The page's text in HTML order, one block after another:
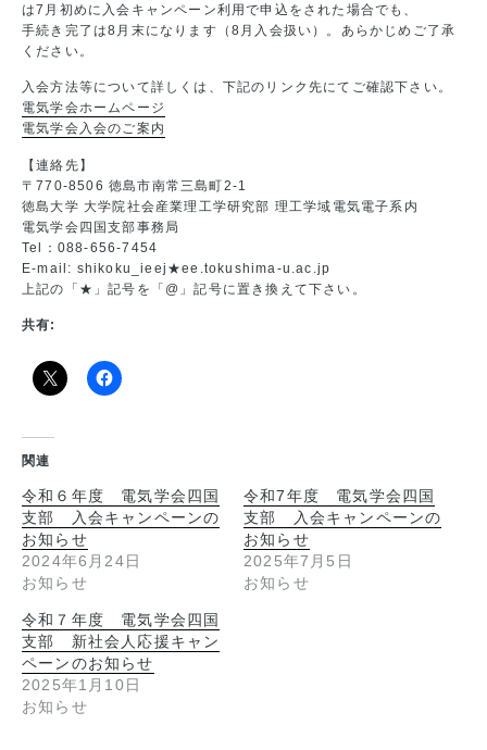
は7月初めに入会キャンペーン利用で申込をされた場合でも、
手続き完了は8月末になります（8月入会扱い）。あらかじめご了承
ください。
入会方法等について詳しくは、下記のリンク先にてご確認下さい。
電気学会ホームページ
電気学会入会のご案内
【連絡先】
〒770-8506 徳島市南常三島町2-1
徳島大学 大学院社会産業理工学研究部 理工学域電気電子系内
電気学会四国支部事務局
Tel：088-656-7454
E-mail: shikoku_ieej★ee.tokushima-u.ac.jp
上記の「★」記号を「@」記号に置き換えて下さい。
共有:
関連
令和６年度 電気学会四国
支部 入会キャンペーンの
お知らせ
2024年6月24日
お知らせ
令和7年度 電気学会四国
支部 入会キャンペーンの
お知らせ
2025年7月5日
お知らせ
令和７年度 電気学会四国
支部 新社会人応援キャン
ペーンのお知らせ
2025年1月10日
お知らせ